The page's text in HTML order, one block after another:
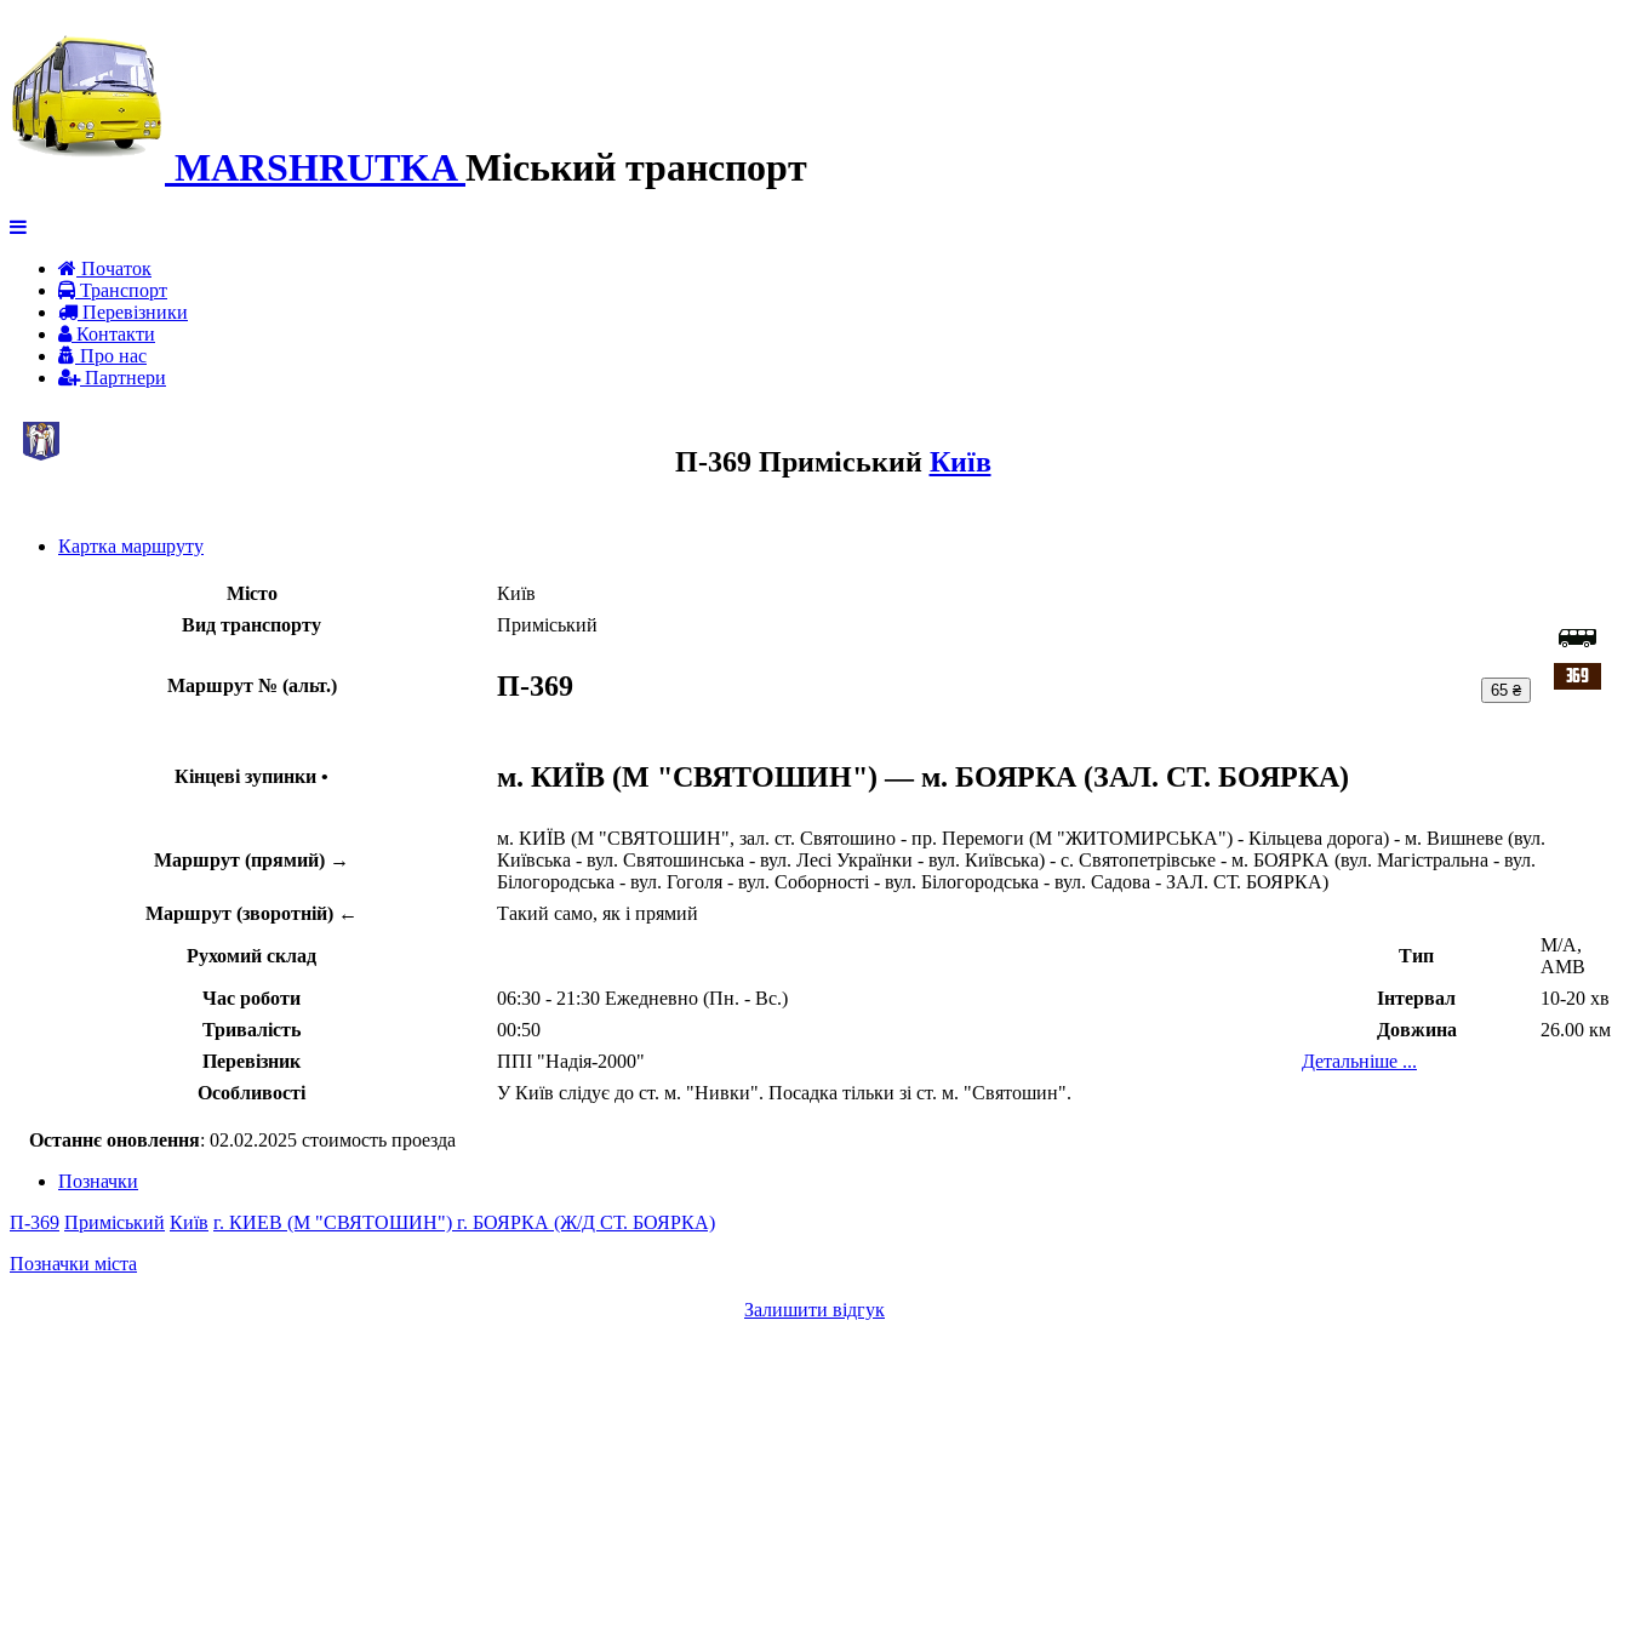
MARSHRUTKA Міський транспорт
Початок
Транспорт
Перевiзники
Контакти
Про нас
Партнери
П-369 Приміський Київ
Картка маршруту
Місто
Київ
Вид транспорту
Приміський
Маршрут № (альт.) П-369 65 ₴
Кінцеві зупинки • м. КИЇВ (М "СВЯТОШИН") — м. БОЯРКА (ЗАЛ. СТ. БОЯРКА)
Маршрут (прямий) →
м. КИЇВ (М "СВЯТОШИН", зал. ст. Святошино - пр. Перемоги (М "ЖИТОМИРСЬКА") - Кільцева дорога) - м. Вишневе (вул.
Київська - вул. Святошинська - вул. Лесі Українки - вул. Київська) - с. Святопетрівське - м. БОЯРКА (вул. Магістральна - вул.
Білогородська - вул. Гоголя - вул. Соборності - вул. Білогородська - вул. Садова - ЗАЛ. СТ. БОЯРКА)
Маршрут (зворотній) ←
Такий само, як і прямий
Рухомий склад Тип
М/А,
АМВ
Час роботи
06:30 - 21:30 Ежедневно (Пн. - Вс.) Інтервал
10-20 хв
Тривалість
00:50 Довжина
26.00 км
Перевізник
ППІ "Надія-2000"
Детальніше ...
Особливості
У Київ слідує до ст. м. "Нивки". Посадка тільки зі ст. м. "Святошин".
Останнє оновлення: 02.02.2025 стоимость проезда
Позначки
П-369 Приміський Київ г. КИЕВ (М "СВЯТОШИН") г. БОЯРКА (Ж/Д СТ. БОЯРКА)
Позначки міста
Залишити відгук